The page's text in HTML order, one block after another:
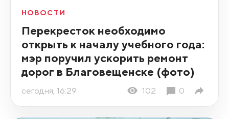
НОВОСТИ
Перекресток необходимо
открыть к началу учебного года:
мэр поручил ускорить ремонт
дорог в Благовещенске (фото)
сегодня, 16:29 102 0